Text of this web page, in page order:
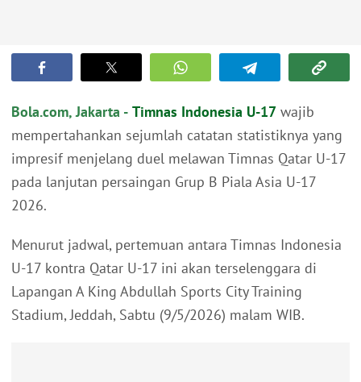
Bola.com, Jakarta - Timnas Indonesia U-17 wajib
mempertahankan sejumlah catatan statistiknya yang
impresif menjelang duel melawan Timnas Qatar U-17
pada lanjutan persaingan Grup B Piala Asia U-17
2026.
Menurut jadwal, pertemuan antara Timnas Indonesia
U-17 kontra Qatar U-17 ini akan terselenggara di
Lapangan A King Abdullah Sports City Training
Stadium, Jeddah, Sabtu (9/5/2026) malam WIB.